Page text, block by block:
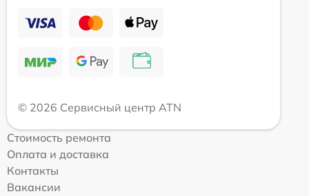
© 2026 Сервисный центр ATN
Стоимость ремонта
Оплата и доставка
Контакты
Вакансии